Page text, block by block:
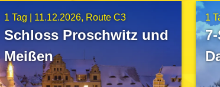
1
1 Tag | 11.12.2026 Route C3
Schloss Proschwitz und
Meißen